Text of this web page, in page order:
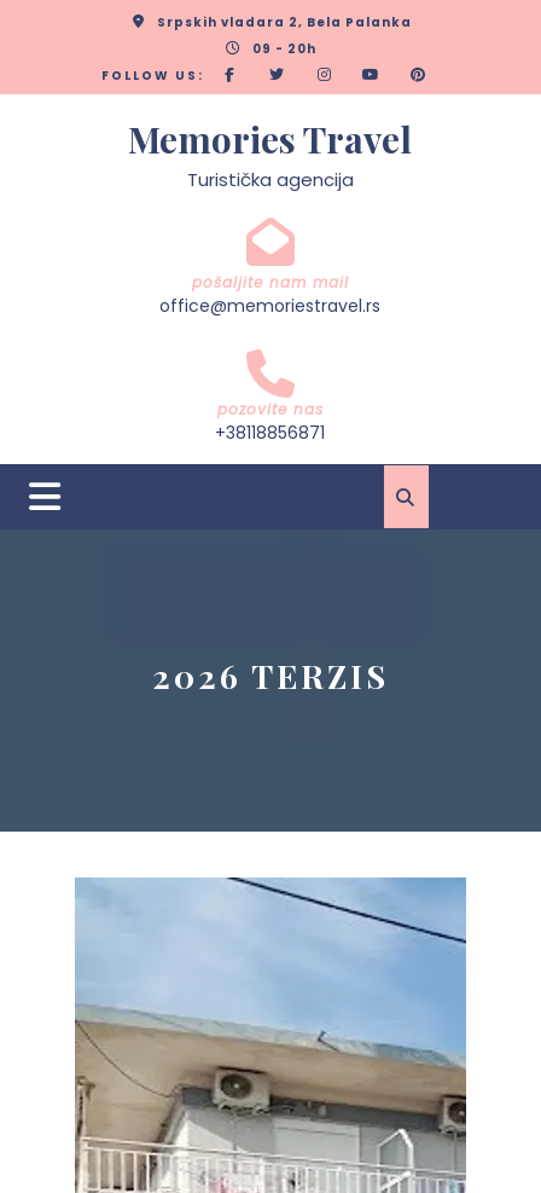
Srpskih vladara 2, Bela Palanka
09 - 20h
FOLLOW US:
Memories Travel
Turistička agencija
pošaljite nam mail
office@memoriestravel.rs
pozovite nas
+38118856871
2026 TERZIS